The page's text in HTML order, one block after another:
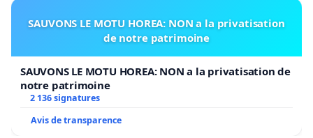
SAUVONS LE MOTU HOREA: NON a la privatisation
de notre patrimoine
SAUVONS LE MOTU HOREA: NON a la privatisation de
notre patrimoine
2 136 signatures
Avis de transparence